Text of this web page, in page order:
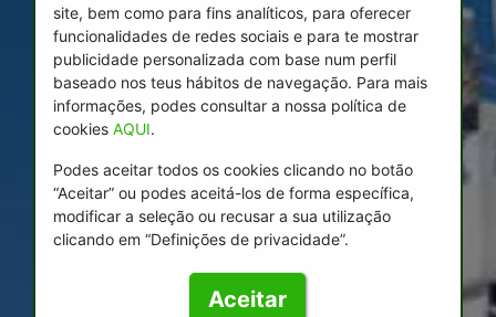
site, bem como para fins analíticos, para oferecer
funcionalidades de redes sociais e para te mostrar
publicidade personalizada com base num perfil
baseado nos teus hábitos de navegação. Para mais
informações, podes consultar a nossa política de
cookies AQUI.
Podes aceitar todos os cookies clicando no botão
“Aceitar” ou podes aceitá-los de forma específica,
modificar a seleção ou recusar a sua utilização
clicando em “Definições de privacidade”.
Aceitar